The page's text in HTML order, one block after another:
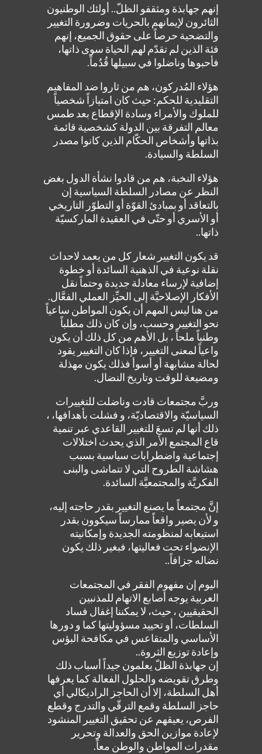
إنهم جهابذة ومثقفو الظلّ.. أولئك الوطنيون
الثائرون لإيمانهم بالحريات وضرورة التغيير
والتضحية حرصاً على حقوق الجميع، إنهم
فئة الذين لم تقدّم لهم الحياة سوى ذاتها،
فأحبوها وناضلوا في سبيلها قُدُماً.
هؤلاء المُدركون، هم من ثاروا ضد المفاهيم
التقليدية للحكم: حيث كان امتيازاً شخصياً
للملوك والأمراء وسادة الإقطاع بعد طمس
معالم التفرقة بين الدولة كشخصية قائمة
بذاتها وأشخاص الحكّام الذين كانوا مصدر
السلطة والسيادة.
هؤلاء النخبة، هم من قادوا نشأة الدول بغض
النظر عن مصادر السلطة السياسية إن
بالتعاقد أو بمبادئ القوّة أو التطوّر التاريخي
أو الأسري أو حتّى في العقيدة الماركسيّة
ذاتها..
قد يكون التغيير شعار كل من يعمد لاحداث
نقلة نوعية في الذهنية السائدة أو خطوة
إضافية لإرساء معادلة جديدة وحتماً نقل
الأفكار الإصلاحيَّة إلى الحيِّز العملي الفعَّال.
من هنا ليس المهم أن يكون المواطن ساعياً
نحو التغيير وحسب، وإن كان ذلك مطلباً
وطنياً ملحاً ، بل الأهم من كل ذلك أن يكون
واعياً لمعنى التغيير، فإذا كان التغيير يقود
لحالة مشابهة أو أسوأ فذلك يكون مهذلة
ومضيعة للوقت وتاريخ النضال.
وربَّ مجتمعات قادت وناضلت للتغييرات
السياسيّة والاقتصاديّة، و فشلت بأهدافها، ،
ذلك أنها لم تسعَ للتغيير القاعدي عبر تنمية
قاع المجتمع الأمر الذي يحدث اختلالات
إجتماعية واضطرابات سياسية بسبب
هشاشة الطروح التي لا تتماشى والبنى
الفكريَّة والمجتمعيَّة السائدة.
إنَّ مجتمعاً ما يصنع التغيير بقدر حاجته إليه،
و لأن يصير واقعاً ممارساً سيكوون بقدر
استيعابه لمنظومته الجديدة وإمكانيته
الإنضواء تحت فعاليتها، فبغير ذلك يكون
نضاله جزافاً..
اليوم إن مفهوم الفقر في المجتمعات
العربية يوجه أصابع الاتهام للمذنبين
الحقيقيين ، حيث، لا يمكننا إغفال فساد
السلطات، أو تحييد مسؤوليتها كما و دورها
الأساسي والمتقاعس في مكافحة البؤس
وإعادة توزيع الثروة..
إن جهابذة الظلّ يعلمون جيداً أسباب ذلك
وطرق تقويضه والحلول الفعالة كما يعرفها
أهل السلطة، إلا أن الحاجز الراديكالي أي
حاجز السلطة وقمع الترقّي والتدرج وقطع
الفرص، يعيقهم عن تحقيق التغيير المنشود
لإعادة موازين الحق والعدالة وتحرير
مقدرات المواطن والوطن معاً.